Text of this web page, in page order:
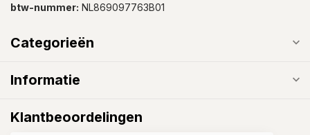
btw-nummer: NL869097763B01
Categorieën
Informatie
Klantbeoordelingen